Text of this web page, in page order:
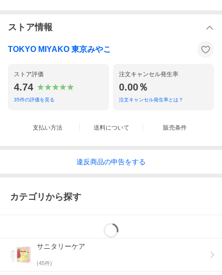
ストア情報
TOKYO MIYAKO 東京みやこ
ストア評価
4.74
35件の評価を見る
注文キャンセル発生率
0.00％
注文キャンセル発生率とは？
支払い方法 送料について 販売条件
違反商品の申告をする
カテゴリから探す
サニタリーケア
(45件)